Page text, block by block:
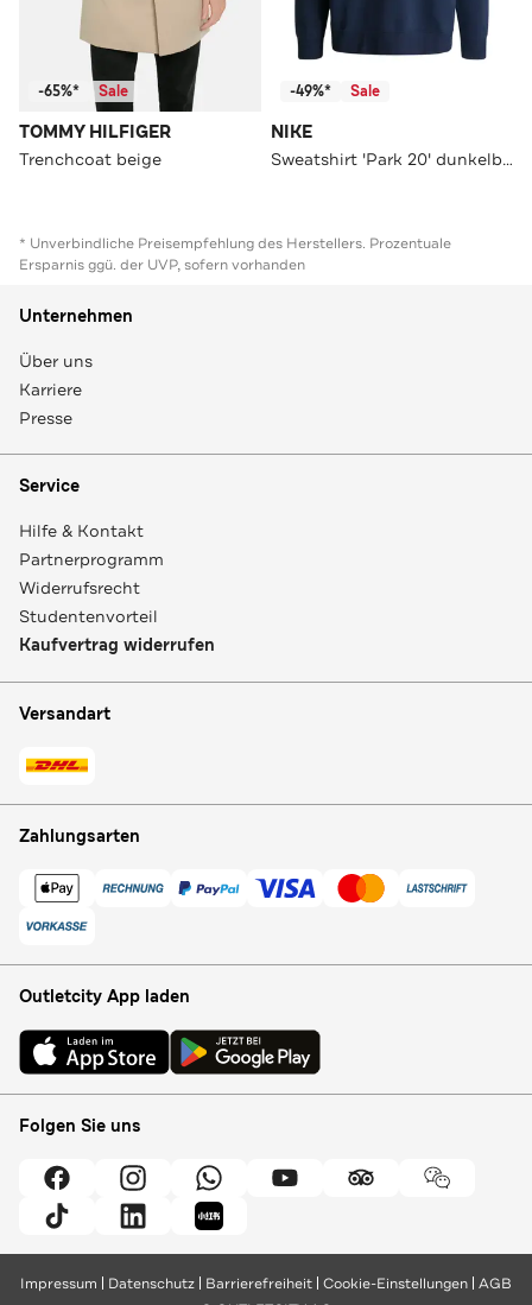
-65%* Sale
TOMMY HILFIGER
Trenchcoat beige
-49%* Sale
NIKE
Sweatshirt 'Park 20' dunkelblau
* Unverbindliche Preisempfehlung des Herstellers. Prozentuale
Ersparnis ggü. der UVP, sofern vorhanden
Unternehmen
Über uns
Karriere
Presse
Service
Hilfe & Kontakt
Partnerprogramm
Widerrufsrecht
Studentenvorteil
Kaufvertrag widerrufen
Versandart
Zahlungsarten
Outletcity App laden
Folgen Sie uns
Impressum Datenschutz Barrierefreiheit Cookie-Einstellungen AGB